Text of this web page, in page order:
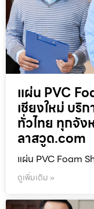
แผ่น PVC
เชียงใหม่ บริ
ทั่วไทย ทุกจั
ลาสวูด.com
แผ่น PVC Foam
ดูเพิ่มเติม »